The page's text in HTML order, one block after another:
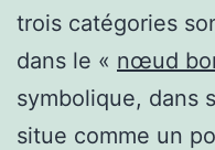
trois catégories
dans le « nœud
symbolique, dans
situe comme un